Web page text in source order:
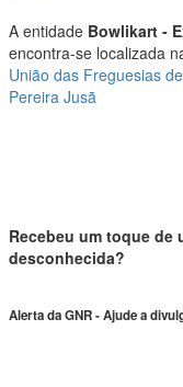
A entidade Bowlikart -
encontra-se localizada
União das Freguesias
Pereira Jusã
Recebeu um toque de
desconhecida?
Alerta da GNR - Ajude a